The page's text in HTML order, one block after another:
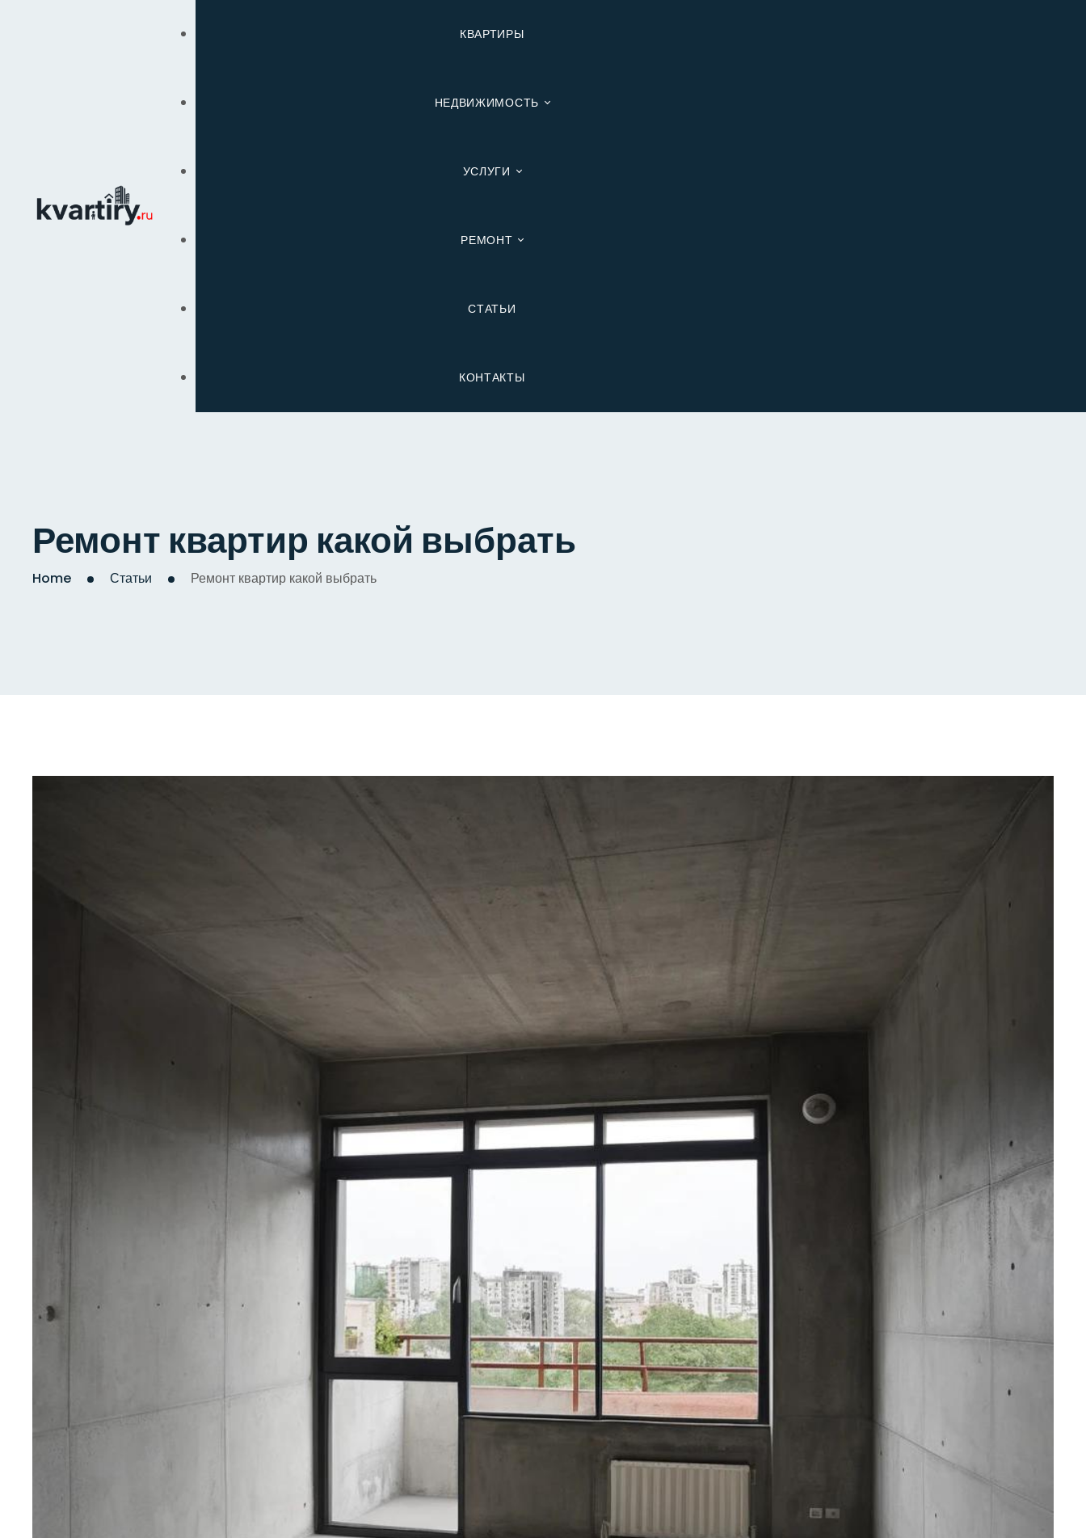
КВАРТИРЫ
НЕДВИЖИМОСТЬ
УСЛУГИ
РЕМОНТ
Капитальный
СТАТЬИ
КОНТАКТЫ
Ремонт квартир какой выбрать
Home Статьи Ремонт квартир какой выбрать